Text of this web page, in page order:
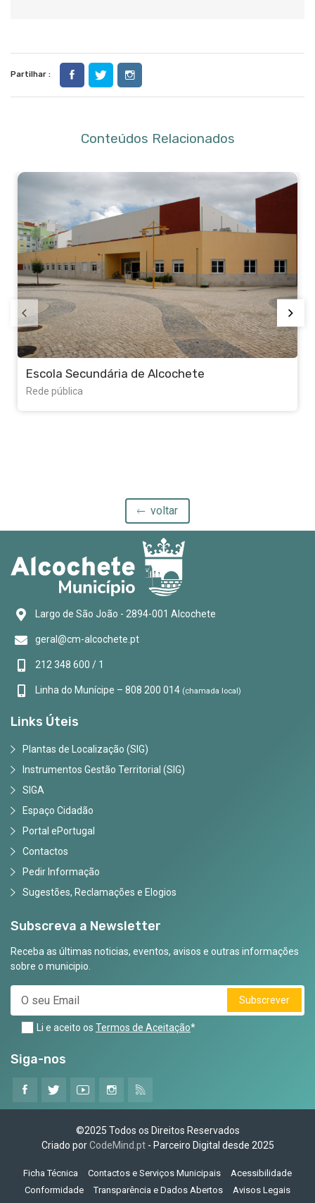
Partilhar :
Conteúdos Relacionados
Escola Secundária de Alcochete
Rede pública
voltar
Largo de São João - 2894-001 Alcochete
geral@cm-alcochete.pt
212 348 600 / 1
Linha do Munícipe – 808 200 014 (chamada local)
Links Úteis
Plantas de Localização (SIG)
Instrumentos Gestão Territorial (SIG)
SIGA
Espaço Cidadão
Portal ePortugal
Contactos
Pedir Informação
Sugestões, Reclamações e Elogios
Subscreva a Newsletter
Receba as últimas noticias, eventos, avisos e outras informações
sobre o municipio.
Subscrever
Li e aceito os Termos de Aceitação*
Siga-nos
©2025 Todos os Direitos Reservados
Criado porCodeMind.pt- Parceiro Digital desde 2025
Ficha Técnica Contactos e Serviços Municipais
Acessibilidade
Conformidade
Transparência e Dados Abertos Avisos Legais